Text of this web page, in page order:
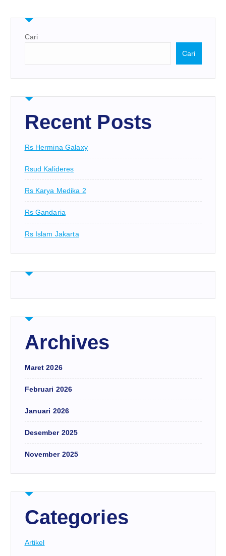
Cari
Cari
Recent Posts
Rs Hermina Galaxy
Rsud Kalideres
Rs Karya Medika 2
Rs Gandaria
Rs Islam Jakarta
Archives
Maret 2026
Februari 2026
Januari 2026
Desember 2025
November 2025
Categories
Artikel